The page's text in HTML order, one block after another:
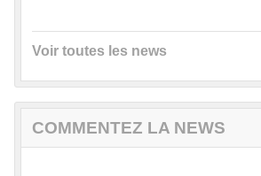
Voir toutes les news
COMMENTEZ LA NEWS